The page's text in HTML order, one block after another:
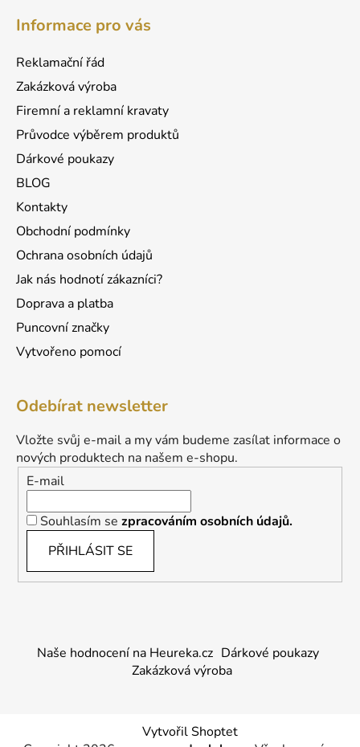
Informace pro vás
Reklamační řád
Zakázková výroba
Firemní a reklamní kravaty
Průvodce výběrem produktů
Dárkové poukazy
BLOG
Kontakty
Obchodní podmínky
Ochrana osobních údajů
Jak nás hodnotí zákazníci?
Doprava a platba
Puncovní značky
Vytvořeno pomocí
Odebírat newsletter
Vložte svůj e-mail a my vám budeme zasílat informace o
nových produktech na našem e-shopu.
E-mail
Souhlasím se zpracováním osobních údajů.
PŘIHLÁSIT SE
Naše hodnocení na Heureka.cz Dárkové poukazy
Zakázková výroba
Vytvořil Shoptet